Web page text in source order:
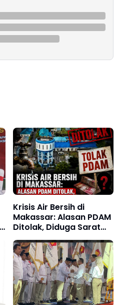
Krisis Air Bersih di
Makassar: Alasan PDAM
Ditolak, Diduga Sarat
Politik dan Korupsi